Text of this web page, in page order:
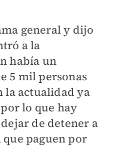
general y dijo
a la
había un
5 mil personas
la actualidad ya
lo que hay
de detener a
que paguen por